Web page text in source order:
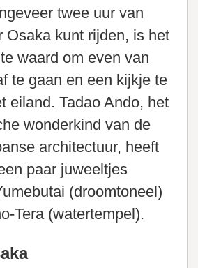
twee uur van
Osaka kunt rijden, is het
waard om even van
te gaan en een kijkje te
eiland. Tadao Ando, het
wonderkind van de
architectuur, heeft
paar juweeltjes
(droomtoneel)
Tera (watertempel).